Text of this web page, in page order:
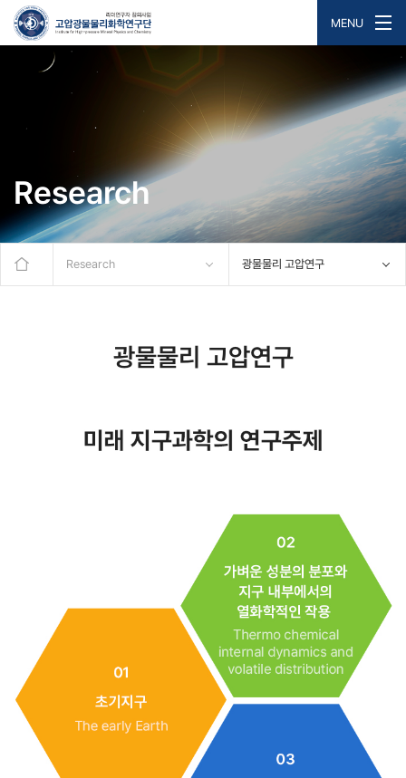
MENU
Research
Research 광물물리 고압연구
광물물리 고압연구